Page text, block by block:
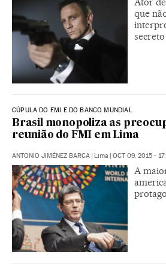
que
secreto
CÚPULA DO FMI E DO BANCO MUNDIAL
Brasil monopoliza as
reunião do FMI em Lima
ANTONIO JIMÉNEZ BARCA | Lima | OCT 09, 2015 -
A